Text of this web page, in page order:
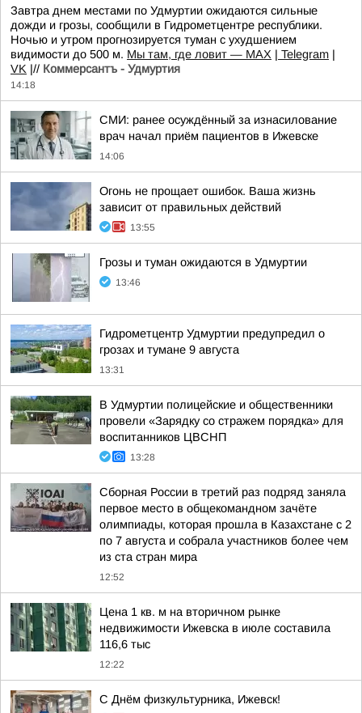
Завтра днем местами по Удмуртии ожидаются сильные
дожди и грозы, сообщили в Гидрометцентре республики.
Ночью и утром прогнозируется туман с ухудшением
видимости до 500 м. Мы там, где ловит — MAX | Telegram |
VK |// Коммерсантъ - Удмуртия
14:18
СМИ: ранее осуждённый за изнасилование
врач начал приём пациентов в Ижевске
14:06
Огонь не прощает ошибок. Ваша жизнь
зависит от правильных действий
13:55
Грозы и туман ожидаются в Удмуртии
13:46
Гидрометцентр Удмуртии предупредил о
грозах и тумане 9 августа
13:31
В Удмуртии полицейские и общественники
провели «Зарядку со стражем порядка» для
воспитанников ЦВСНП
13:28
Сборная России в третий раз подряд заняла
первое место в общекомандном зачёте
олимпиады, которая прошла в Казахстане с 2
по 7 августа и собрала участников более чем
из ста стран мира
12:52
Цена 1 кв. м на вторичном рынке
недвижимости Ижевска в июле составила
116,6 тыс
12:22
С Днём физкультурника, Ижевск!